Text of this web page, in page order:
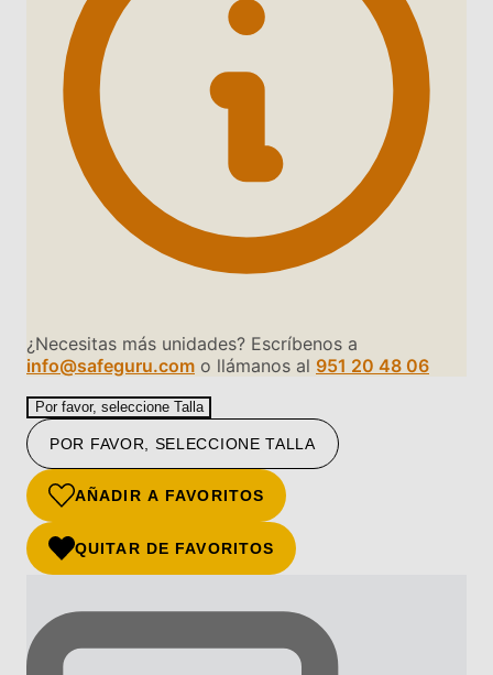
¿Necesitas más unidades? Escríbenos a
info@safeguru.com o llámanos al 951 20 48 06
Por favor, seleccione Talla
POR FAVOR, SELECCIONE TALLA
AÑADIR A FAVORITOS
QUITAR DE FAVORITOS